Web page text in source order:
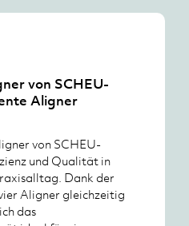
von SCHEU-
Aligner
von SCHEU-
und Qualität in
Dank der
Aligner gleichzeitig
das